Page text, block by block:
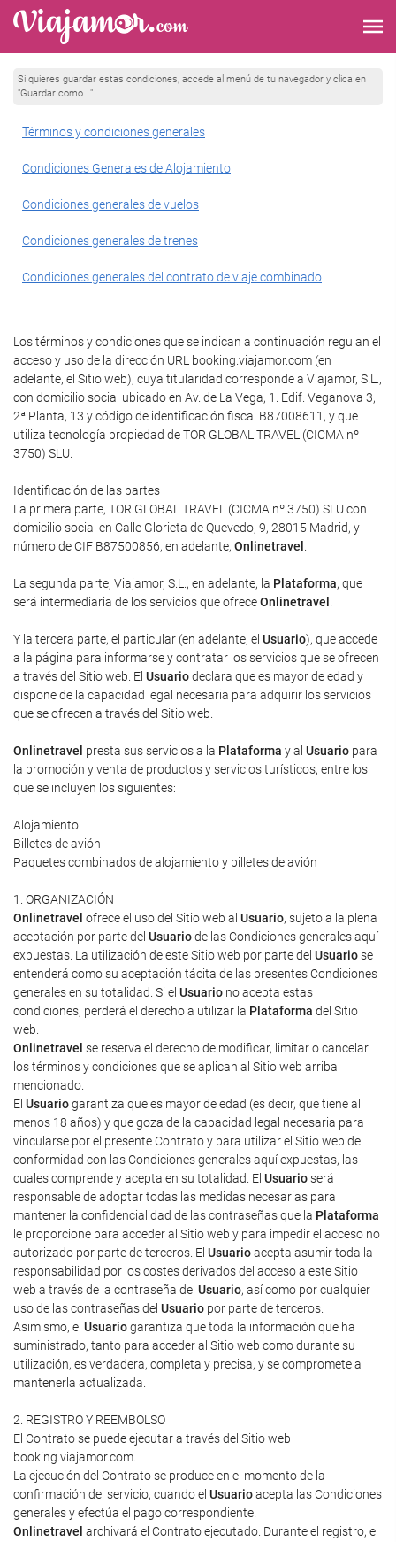
Si quieres guardar estas condiciones, accede al menú de tu navegador y clica en
"Guardar como..."
Términos y condiciones generales
Condiciones Generales de Alojamiento
Condiciones generales de vuelos
Condiciones generales de trenes
Condiciones generales del contrato de viaje combinado
Los términos y condiciones que se indican a continuación regulan el
acceso y uso de la dirección URL booking.viajamor.com (en
adelante, el Sitio web), cuya titularidad corresponde a Viajamor, S.L.,
con domicilio social ubicado en Av. de La Vega, 1. Edif. Veganova 3,
2ª Planta, 13 y código de identificación fiscal B87008611, y que
utiliza tecnología propiedad de TOR GLOBAL TRAVEL (CICMA nº
3750) SLU.
Identificación de las partes
La primera parte, TOR GLOBAL TRAVEL (CICMA nº 3750) SLU con
domicilio social en Calle Glorieta de Quevedo, 9, 28015 Madrid, y
número de CIF B87500856, en adelante, Onlinetravel
La segunda parte, Viajamor, S.L., en adelante, la Plataforma, que
será intermediaria de los servicios que ofreceOnlinetravel
Y la tercera parte, el particular (en adelante, el Usuario), que accede
a la página para informarse y contratar los servicios que se ofrecen
a través del Sitio web. El Usuariodeclara que es mayor de edad y
dispone de la capacidad legal necesaria para adquirir los servicios
que se ofrecen a través del Sitio web.
Onlinetravel presta sus servicios a la Plataforma y al Usuario para
la promoción y venta de productos y servicios turísticos, entre los
que se incluyen los siguientes:
Alojamiento
Billetes de avión
Paquetes combinados de alojamiento y billetes de avión
1. ORGANIZACIÓN
Onlinetravel ofrece el uso del Sitio web al Usuario, sujeto a la plena
aceptación por parte del Usuariode las Condiciones generales aquí
expuestas. La utilización de este Sitio web por parte del Usuariose
entenderá como su aceptación tácita de las presentes Condiciones
generales en su totalidad. Si el Usuario no acepta estas
condiciones, perderá el derecho a utilizar la Plataforma del Sitio
web.
Onlinetravel se reserva el derecho de modificar, limitar o cancelar
los términos y condiciones que se aplican al Sitio web arriba
mencionado.
El Usuariogarantiza que es mayor de edad (es decir, que tiene al
menos 18 años) y que goza de la capacidad legal necesaria para
vincularse por el presente Contrato y para utilizar el Sitio web de
conformidad con las Condiciones generales aquí expuestas, las
cuales comprende y acepta en su totalidad. El Usuarioserá
responsable de adoptar todas las medidas necesarias para
mantener la confidencialidad de las contraseñas que la Plataforma
le proporcione para acceder al Sitio web y para impedir el acceso no
autorizado por parte de terceros. El Usuarioacepta asumir toda la
responsabilidad por los costes derivados del acceso a este Sitio
web a través de la contraseña del Usuario, así como por cualquier
uso de las contraseñas del Usuario por parte de terceros.
Asimismo, el Usuariogarantiza que toda la información que ha
suministrado, tanto para acceder al Sitio web como durante su
utilización, es verdadera, completa y precisa, y se compromete a
mantenerla actualizada.
2. REGISTRO Y REEMBOLSO
El Contrato se puede ejecutar a través del Sitio web
booking.viajamor.com.
La ejecución del Contrato se produce en el momento de la
confirmación del servicio, cuando el Usuarioacepta las Condiciones
generales y efectúa el pago correspondiente.
Onlinetravel archivará el Contrato ejecutado. Durante el registro, el